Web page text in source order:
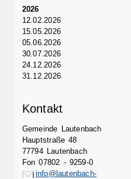
2026
12.02.2026
15.05.2026
05.06.2026
30.07.2026
24.12.2026
31.12.2026
Kontakt
Gemeinde Lautenbach
Hauptstraße 48
77794 Lautenbach
Fon 07802 - 9259-0
info@lautenbach-